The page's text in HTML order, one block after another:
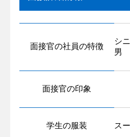
面接官の社員の特徴
シ
男
面接官の印象
学生の服装 ス